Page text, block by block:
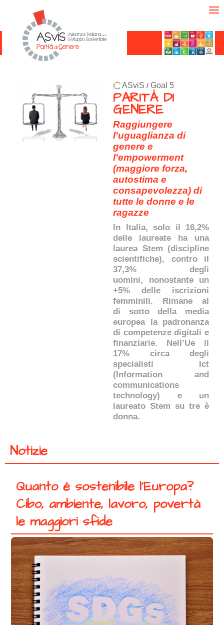
ASviS / Goal 5
PARITÀ DI
GENERE
Raggiungere
l'uguaglianza di
genere e
l'empowerment
(maggiore forza,
autostima e
consapevolezza) di
tutte le donne e le
ragazze
In Italia, solo il 16,2%
delle laureate ha una
laurea Stem (discipline
scientifiche), contro il
37,3% degli
uomini, nonostante un
+5% delle iscrizioni
femminili. Rimane al
di sotto della media
europea la padronanza
di competenze digitali e
finanziarie. Nell’Ue il
17% circa degli
specialisti Ict
(Information and
communications
technology)
e un
laureato Stem su tre è
donna.
Notizie
Quanto è sostenibile l’Europa?
Cibo, ambiente, lavoro, povertà
le maggiori sfide